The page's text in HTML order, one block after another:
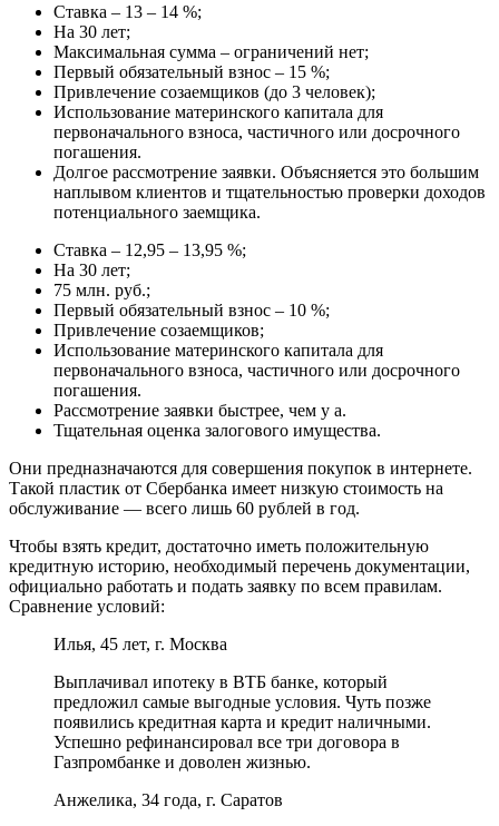
Ставка – 13 – 14 %;
На 30 лет;
Максимальная сумма – ограничений нет;
Первый обязательный взнос – 15 %;
Привлечение созаемщиков (до 3 человек);
Использование материнского капитала для
первоначального взноса, частичного или досрочного
погашения.
Долгое рассмотрение заявки. Объясняется это большим
наплывом клиентов и тщательностью проверки доходов
потенциального заемщика.
Ставка – 12,95 – 13,95 %;
На 30 лет;
75 млн. руб.;
Первый обязательный взнос – 10 %;
Привлечение созаемщиков;
Использование материнского капитала для
первоначального взноса, частичного или досрочного
погашения.
Рассмотрение заявки быстрее, чем у а.
Тщательная оценка залогового имущества.
Они предназначаются для совершения покупок в интернете.
Такой пластик от Сбербанка имеет низкую стоимость на
обслуживание — всего лишь 60 рублей в год.
Чтобы взять кредит, достаточно иметь положительную
кредитную историю, необходимый перечень документации,
официально работать и подать заявку по всем правилам.
Сравнение условий:
Илья, 45 лет, г. Москва
Выплачивал ипотеку в ВТБ банке, который
предложил самые выгодные условия. Чуть позже
появились кредитная карта и кредит наличными.
Успешно рефинансировал все три договора в
Газпромбанке и доволен жизнью.
Анжелика, 34 года, г. Саратов